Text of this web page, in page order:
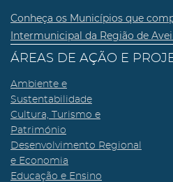
Conheça os Municípios que
Intermunicipal da Região de
ÁREAS DE AÇÃO E
Ambiente e
Sustentabilidade
Cultura, Turismo e
Património
Desenvolvimento Regional
e Economia
Educação e Ensino